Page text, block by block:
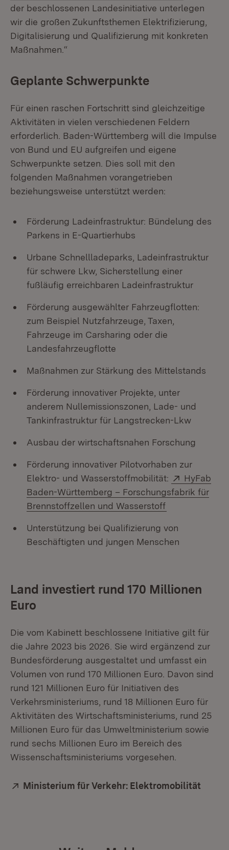
der beschlossenen Landesinitiative unterlegen
wir die großen Zukunftsthemen Elektrifizierung,
Digitalisierung und Qualifizierung mit konkreten
Maßnahmen.“
Geplante Schwerpunkte
Für einen raschen Fortschritt sind gleichzeitige
Aktivitäten in vielen verschiedenen Feldern
erforderlich. Baden-Württemberg will die Impulse
von Bund und EU aufgreifen und eigene
Schwerpunkte setzen. Dies soll mit den
folgenden Maßnahmen vorangetrieben
beziehungsweise unterstützt werden:
Förderung Ladeinfrastruktur: Bündelung des
Parkens in E-Quartierhubs
Urbane Schnellladeparks, Ladeinfrastruktur
für schwere Lkw, Sicherstellung einer
fußläufig erreichbaren Ladeinfrastruktur
Förderung ausgewählter Fahrzeugflotten:
zum Beispiel Nutzfahrzeuge, Taxen,
Fahrzeuge im Carsharing oder die
Landesfahrzeugflotte
Maßnahmen zur Stärkung des Mittelstands
Förderung innovativer Projekte, unter
anderem Nullemissionszonen, Lade- und
Tankinfrastruktur für Langstrecken-Lkw
Ausbau der wirtschaftsnahen Forschung
Förderung innovativer Pilotvorhaben zur
Elektro- und Wasserstoffmobilität:
Extern:
HyFab
Baden-Württemberg – Forschungsfabrik für
Brennstoffzellen und Wasserstoff
Unterstützung bei Qualifizierung von
Beschäftigten und jungen Menschen
Land investiert rund 170 Millionen
Euro
Die vom Kabinett beschlossene Initiative gilt für
die Jahre 2023 bis 2026. Sie wird ergänzend zur
Bundesförderung ausgestaltet und umfasst ein
Volumen von rund 170 Millionen Euro. Davon sind
rund 121 Millionen Euro für Initiativen des
Verkehrsministeriums, rund 18 Millionen Euro für
Aktivitäten des Wirtschaftsministeriums, rund 25
Millionen Euro für das Umweltministerium sowie
rund sechs Millionen Euro im Bereich des
Wissenschaftsministeriums vorgesehen.
Extern:
Ministerium für Verkehr: Elektromobilität